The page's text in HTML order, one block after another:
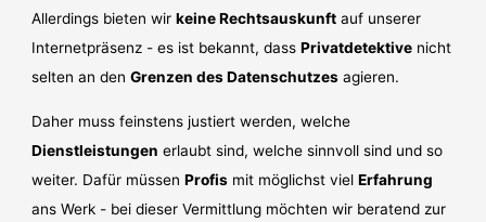
Allerdings bieten wirkeine Rechtsauskunft auf unserer
Internetpräsenz - es ist bekannt, dassPrivatdetektive nicht
selten an denGrenzen des Datenschutzes agieren.
Daher muss feinstens justiert werden, welche
Dienstleistungen erlaubt sind, welche sinnvoll sind und so
weiter. Dafür müssenProfis mit möglichst vielErfahrung
ans Werk - bei dieser Vermittlung möchten wir beratend zur